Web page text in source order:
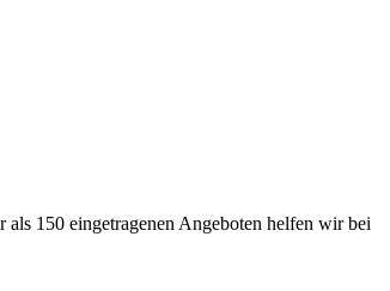
150 eingetragenen Angeboten helfen wir bei